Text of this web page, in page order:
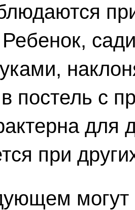
постель с
для
при
могут